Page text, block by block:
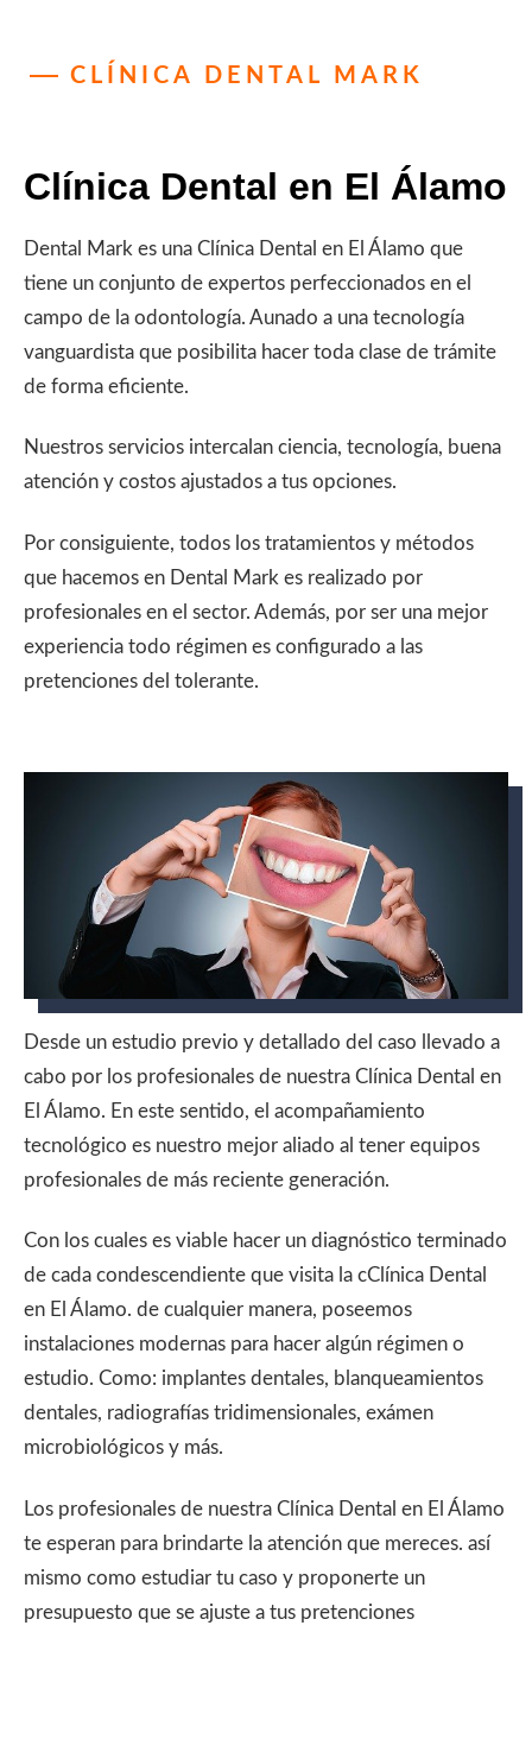
CLÍNICA DENTAL MARK
Clínica Dental en El Álamo
Dental Mark es una Clínica Dental en El Álamo que
tiene un conjunto de expertos perfeccionados en el
campo de la odontología. Aunado a una tecnología
vanguardista que posibilita hacer toda clase de trámite
de forma eficiente.
Nuestros servicios intercalan ciencia, tecnología, buena
atención y costos ajustados a tus opciones.
Por consiguiente, todos los tratamientos y métodos
que hacemos en Dental Mark es realizado por
profesionales en el sector. Además, por ser una mejor
experiencia todo régimen es configurado a las
pretenciones del tolerante.
Desde un estudio previo y detallado del caso llevado a
cabo por los profesionales de nuestra Clínica Dental en
El Álamo. En este sentido, el acompañamiento
tecnológico es nuestro mejor aliado al tener equipos
profesionales de más reciente generación.
Con los cuales es viable hacer un diagnóstico terminado
de cada condescendiente que visita la cClínica Dental
en El Álamo. de cualquier manera, poseemos
instalaciones modernas para hacer algún régimen o
estudio. Como: implantes dentales, blanqueamientos
dentales, radiografías tridimensionales, exámen
microbiológicos y más.
Los profesionales de nuestra Clínica Dental en El Álamo
te esperan para brindarte la atención que mereces. así
mismo como estudiar tu caso y proponerte un
presupuesto que se ajuste a tus pretenciones